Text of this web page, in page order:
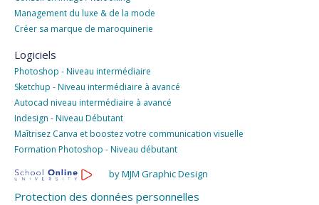
Management du luxe & de la mode
Créer sa marque de maroquinerie
Logiciels
Photoshop - Niveau intermédiaire
Sketchup - Niveau intermédiaire à avancé
Autocad niveau intermédiaire à avancé
Indesign - Niveau Débutant
Maîtrisez Canva et boostez votre communication visuelle
Formation Photoshop - Niveau débutant
by MJM Graphic Design
Protection des données personnelles